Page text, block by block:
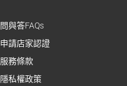
問與答FAQs
申請店家認證
服務條款
隱私權政策